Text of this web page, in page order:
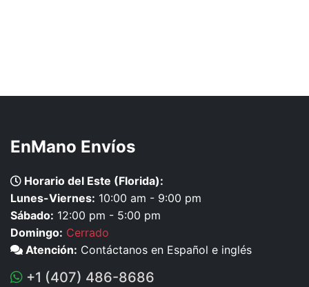
EnMano Envíos
Horario del Este (Florida):
Lunes-Viernes: 10:00 am - 9:00 pm
Sábado: 12:00 pm - 5:00 pm
Domingo: Cerrado
Atención: Contáctanos en Español e inglés
+1 (407) 486-8686